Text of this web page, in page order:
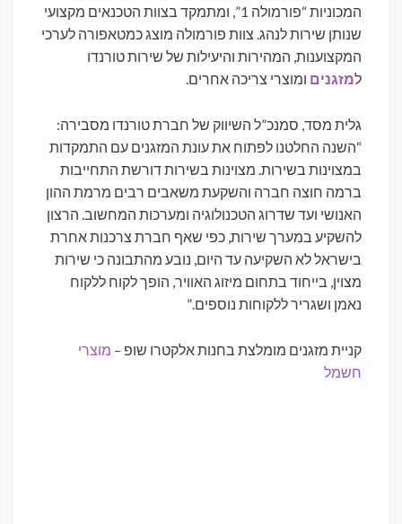
המכוניות “פורמולה 1”, ומתמקד בצוות הטכנאים מקצועי
שנותן שירות לנהג. צוות פורמולה מוצג כמטאפורה לערכי
המקצוענות, המהירות והיעילות של שירות טורנדו
למזגנים ומוצרי צריכה אחרים.
גלית מסד, סמנכ”ל השיווק של חברת טורנדו מסבירה:
“השנה החלטנו לפתוח את עונת המזגנים עם התמקדות
במצוינות בשירות. מצוינות בשירות דורשת התחייבות
ברמה חוצה חברה והשקעת משאבים רבים מרמת ההון
האנושי ועד שדרוג הטכנולוגיה ומערכות המחשוב. הרצון
להשקיע במערך שירות, כפי שאף חברת צרכנות אחרת
בישראל לא השקיעה עד היום, נובע מהתבונה כי שירות
מצוין, בייחוד בתחום מיזוג האוויר, הופך לקוח ללקוח
נאמן ושגריר ללקוחות נוספים.”
קניית מזגנים מומלצת בחנות אלקטרו שופ – מוצרי
חשמל